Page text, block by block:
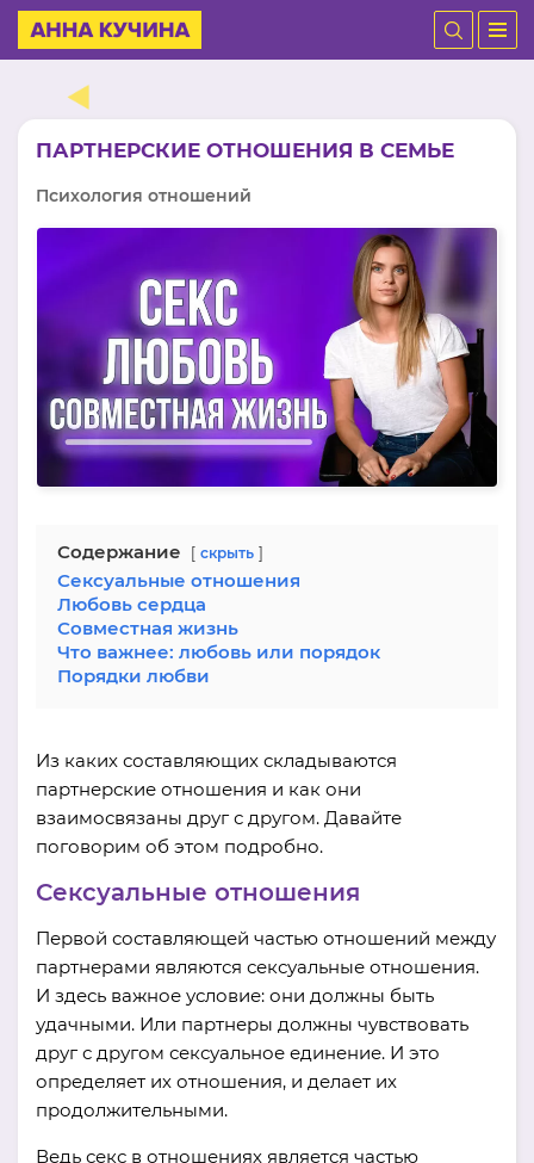
ПАРТНЕРСКИЕ ОТНОШЕНИЯ В СЕМЬЕ
Психология отношений
Содержание скрыть
Сексуальные отношения
Любовь сердца
Совместная жизнь
Что важнее: любовь или порядок
Порядки любви
Из каких составляющих складываются
партнерские отношения и как они
взаимосвязаны друг с другом. Давайте
поговорим об этом подробно.
Сексуальные отношения
Первой составляющей частью отношений между
партнерами являются сексуальные отношения.
И здесь важное условие: они должны быть
удачными. Или партнеры должны чувствовать
друг с другом сексуальное единение. И это
определяет их отношения, и делает их
продолжительными.
Ведь секс в отношениях является частью